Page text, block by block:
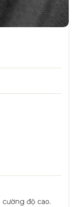
cường độ cao.